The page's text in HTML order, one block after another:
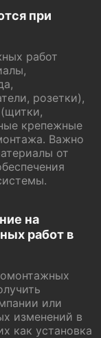
при
работ
розетки),
крепежные
Важно
от
на
работ в
или
изменений в
как установка